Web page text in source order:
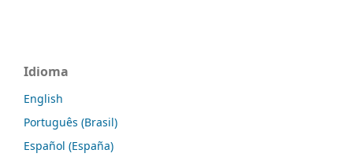
Idioma
English
Português (Brasil)
Español (España)